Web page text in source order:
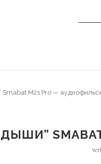
Smabat M2s Pro —